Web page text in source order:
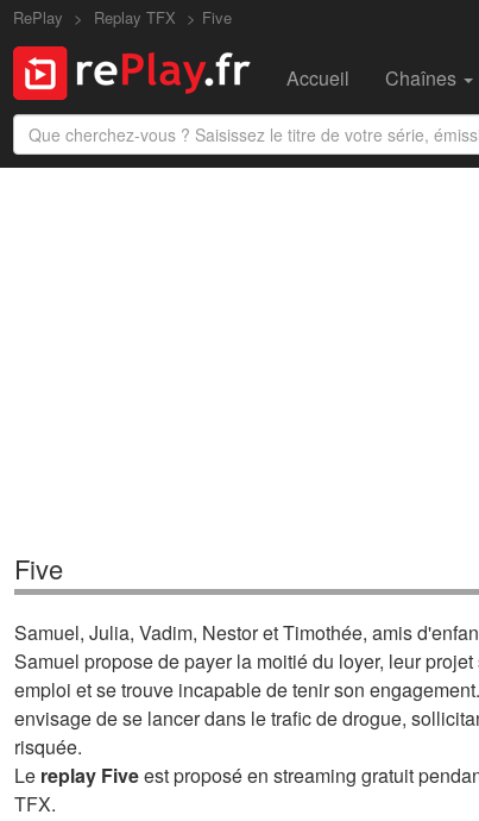
RePlay Replay TFX Five
Accueil Chaînes
Five
Samuel, Julia, Vadim, Nestor et Timothée, amis
Samuel propose de payer la moitié du loyer, leur
emploi et se trouve incapable de tenir son
envisage de se lancer dans le trafic de drogue,
risquée.
Le replay Fiveest proposé en streaming gratuit
TFX.